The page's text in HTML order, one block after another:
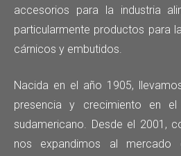
accesorios para la industria
particularmente productos para
cárnicos y embutidos.
Nacida en el año 1905,
presencia y crecimiento en
sudamericano. Desde el 2001,
nos expandimos al mercado